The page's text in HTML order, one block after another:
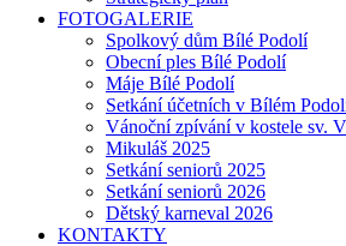
FOTOGALERIE
Spolkový dům Bílé Podolí
Obecní ples Bílé Podolí
Máje Bílé Podolí
Setkání účetních v Bílém
Vánoční zpívání v kostele sv.
Mikuláš 2025
Setkání seniorů 2025
Setkání seniorů 2026
Dětský karneval 2026
KONTAKTY